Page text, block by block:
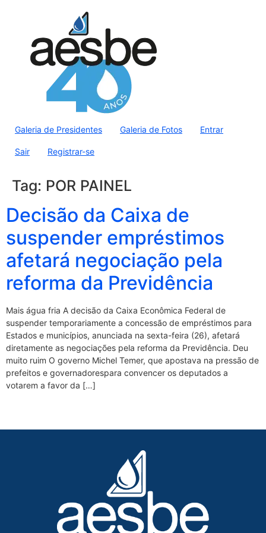
Galeria de Presidentes Galeria de Fotos Entrar
Sair Registrar-se
Tag: POR PAINEL
Decisão da Caixa de
suspender empréstimos
afetará negociação pela
reforma da Previdência
Mais água fria A decisão da Caixa Econômica Federal de
suspender temporariamente a concessão de empréstimos para
Estados e municípios, anunciada na sexta-feira (26), afetará
diretamente as negociações pela reforma da Previdência. Deu
muito ruim O governo Michel Temer, que apostava na pressão de
prefeitos e governadorespara convencer os deputados a
votarem a favor da […]